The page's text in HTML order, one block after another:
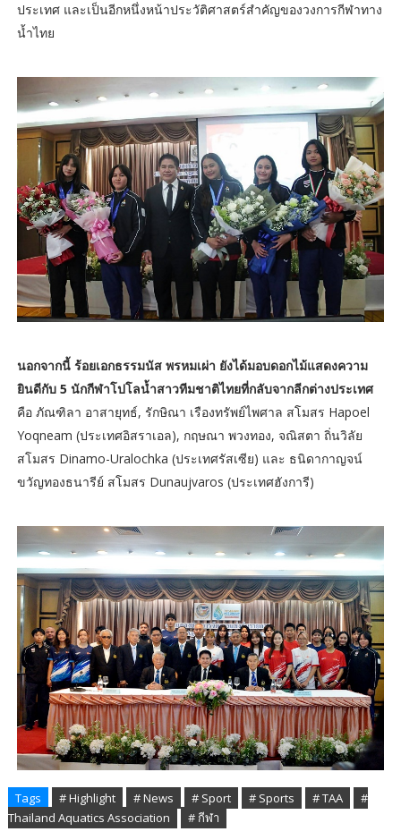
ประเทศ และเป็นอีกหนึ่งหน้าประวัติศาสตร์สำคัญของวงการกีฬาทาง
น้ำไทย
นอกจากนี้ ร้อยเอกธรรมนัส พรหมเผ่า ยังได้มอบดอกไม้แสดงความ
ยินดีกับ 5 นักกีฬาโปโลน้ำสาวทีมชาติไทยที่กลับจากลีกต่างประเทศ
คือ ภัณฑิลา อาสายุทธ์, รักษิณา เรืองทรัพย์ไพศาล สโมสร Hapoel
Yoqneam (ประเทศอิสราเอล), กฤษณา พวงทอง, จณิสตา ถิ่นวิลัย
สโมสร Dinamo-Uralochka (ประเทศรัสเซีย) และ ธนิดากาญจน์
ขวัญทองธนารีย์ สโมสร Dunaujvaros (ประเทศฮังการี)
Tags # Highlight # News # Sport # Sports # TAA
#
Thailand Aquatics Association
# กีฬา